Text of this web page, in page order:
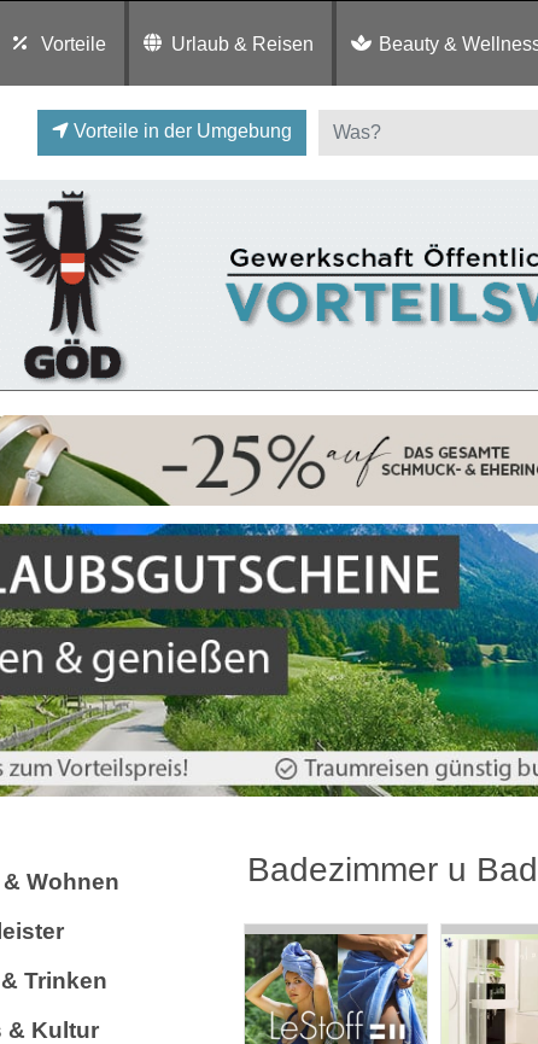
Vorteile Urlaub & Reisen Beauty &
Vorteile in der Umgebung
Wohnen
Trinken
& Kultur
Badezimmer u